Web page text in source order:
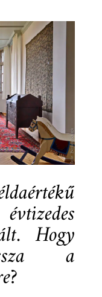
Hogy
a